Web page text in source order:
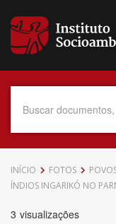
para
conteúdo
Data do Documento
INÍCIO FOTOS
ÍNDIOS INGARIKÓ NO
3 visualizações